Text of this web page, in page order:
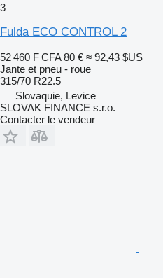
3
Fulda ECO CONTROL 2
52 460 F CFA 80 € ≈ 92,43 $US
Jante et pneu - roue
315/70 R22.5
Slovaquie, Levice
SLOVAK FINANCE s.r.o.
Contacter le vendeur